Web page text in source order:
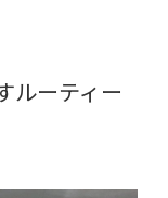
ルーティー